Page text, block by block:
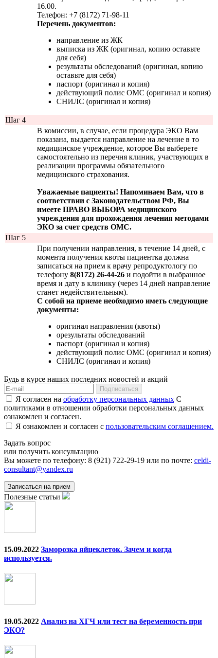
16.00.
Телефон: +7 (8172) 71-98-11
Перечень документов:
направление из ЖК
выписка из ЖК (оригинал, копию оставьте
для себя)
результаты обследований (оригинал, копию
оставьте для себя)
паспорт (оригинал и копия)
действующий полис ОМС (оригинал и копия)
СНИЛС (оригинал и копия)
Шаг 4
В комиссии, в случае, если процедура ЭКО Вам
показана, выдается направление на лечение в то
медицинское учреждение, которое Вы выберете
самостоятельно из перечня клиник, участвующих в
реализации программы обязательного
медицинского страхования.
Уважаемые пациенты! Напоминаем Вам, что в
соответствии с Законодательством РФ, Вы
имеете ПРАВО ВЫБОРА медицинского
учреждения для прохождения лечения методами
ЭКО за счет средств ОМС.
Шаг 5
При получении направления, в течение 14 дней, с
момента получения квоты пациентка должна
записаться на прием к врачу репродуктологу по
телефону 8(8172) 26-44-26 и подойти в выбранное
время и дату в клинику (через 14 дней направление
станет недействительным).
С собой на приеме необходимо иметь следующие
документы:
оригинал направления (квоты)
орезультаты обследований
паспорт (оригинал и копия)
действующий полис ОМС (оригинал и копия)
СНИЛС (оригинал и копия)
Будь в курсе наших последних новостей и акций
Я согласен на обработку персональных данных С
политиками в отношении обработки персональных данных
ознакомлен и согласен.
Я ознакомлен и согласен с пользовательским соглашением.
Задать вопрос
или получить консультацию
Вы можете по телефону: 8 (921) 722-29-19 или по почте: celdi-
consultant@yandex.ru
Записаться на прием
Полезные статьи
15.09.2022 Заморозка яйцеклеток. Зачем и когда
используется.
19.05.2022 Анализ на ХГЧ или тест на беременность при
ЭКО?